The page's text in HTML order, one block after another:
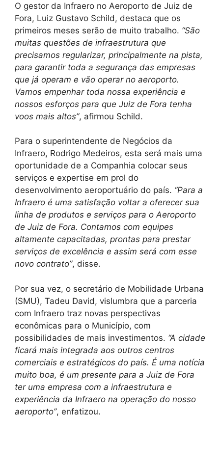
O gestor da Infraero no Aeroporto de Juiz de
Fora, Luiz Gustavo Schild, destaca que os
primeiros meses serão de muito trabalho. “São
muitas questões de infraestrutura que
precisamos regularizar, principalmente na pista,
para garantir toda a segurança das empresas
que já operam e vão operar no aeroporto.
Vamos empenhar toda nossa experiência e
nossos esforços para que Juiz de Fora tenha
voos mais altos”, afirmou Schild.
Para o superintendente de Negócios da
Infraero, Rodrigo Medeiros, esta será mais uma
oportunidade de a Companhia colocar seus
serviços e expertise em prol do
desenvolvimento aeroportuário do país. “Para a
Infraero é uma satisfação voltar a oferecer sua
linha de produtos e serviços para o Aeroporto
de Juiz de Fora. Contamos com equipes
altamente capacitadas, prontas para prestar
serviços de excelência e assim será com esse
novo contrato”, disse.
Por sua vez, o secretário de Mobilidade Urbana
(SMU), Tadeu David, vislumbra que a parceria
com Infraero traz novas perspectivas
econômicas para o Município, com
possibilidades de mais investimentos. “A cidade
ficará mais integrada aos outros centros
comerciais e estratégicos do país. É uma notícia
muito boa, é um presente para a Juiz de Fora
ter uma empresa com a infraestrutura e
experiência da Infraero na operação do nosso
aeroporto”, enfatizou.